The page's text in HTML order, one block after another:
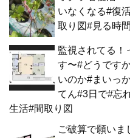
いなくなる#復
取り図#見る時
監視されてる！
す〜#どうです
いのか#まいっ
てん#3日で#忘
生活#間取り図
ご破算で願いま